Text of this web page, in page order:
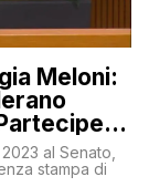
Meloni:
al Senato,
stampa di